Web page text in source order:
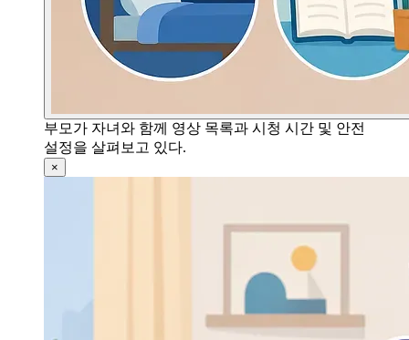
부모가 자녀와 함께 영상 목록과 시청 시간 및 안전
설정을 살펴보고 있다.
×